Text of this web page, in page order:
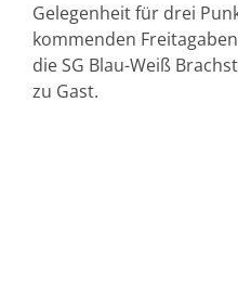
Gelegenheit für drei
kommenden
die SG Blau-Weiß
zu Gast.